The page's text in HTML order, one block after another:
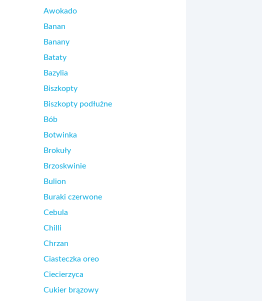
Awokado
Banan
Banany
Bataty
Bazylia
Biszkopty
Biszkopty podłużne
Bób
Botwinka
Brokuły
Brzoskwinie
Bulion
Buraki czerwone
Cebula
Chilli
Chrzan
Ciasteczka oreo
Ciecierzyca
Cukier brązowy